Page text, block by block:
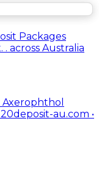
Packages
across Australia
Axerophthol
au.com •